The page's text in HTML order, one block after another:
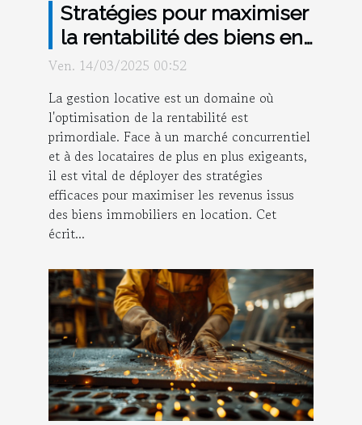
Stratégies pour maximiser
la rentabilité des biens en
location
Ven. 14/03/2025 00:52
La gestion locative est un domaine où
l'optimisation de la rentabilité est
primordiale. Face à un marché concurrentiel
et à des locataires de plus en plus exigeants,
il est vital de déployer des stratégies
efficaces pour maximiser les revenus issus
des biens immobiliers en location. Cet
écrit...